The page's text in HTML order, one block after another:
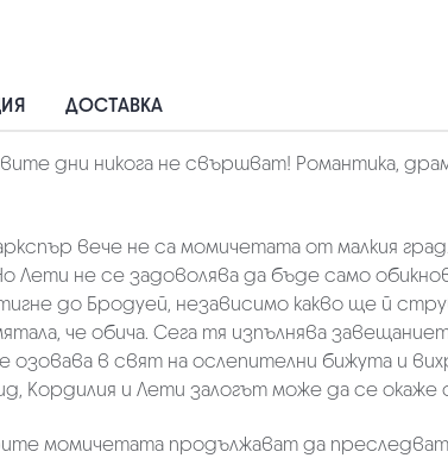
ДОСТАВКА
дни никога не свършват! Романтика,
вече не са момичетата от малкия
Лети не се задоволява да бъде само
до Бродуей, независимо какво ще й
че обича. Сега тя изпълнява
в свят на ослепителни бижута и
Кордилия и Лети залогът може да се
момичетата продължават да